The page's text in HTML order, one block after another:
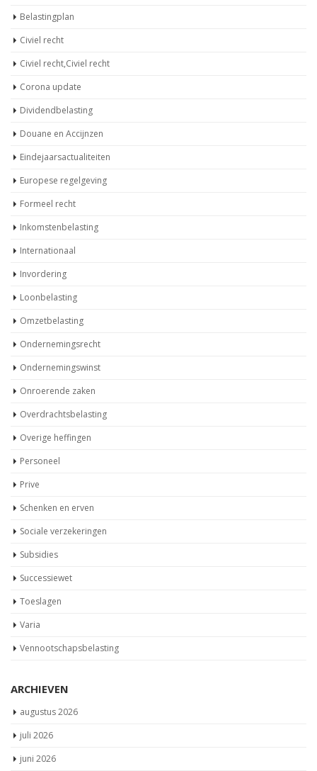
Belastingplan
Civiel recht
Civiel recht,Civiel recht
Corona update
Dividendbelasting
Douane en Accijnzen
Eindejaarsactualiteiten
Europese regelgeving
Formeel recht
Inkomstenbelasting
Internationaal
Invordering
Loonbelasting
Omzetbelasting
Ondernemingsrecht
Ondernemingswinst
Onroerende zaken
Overdrachtsbelasting
Overige heffingen
Personeel
Prive
Schenken en erven
Sociale verzekeringen
Subsidies
Successiewet
Toeslagen
Varia
Vennootschapsbelasting
ARCHIEVEN
augustus 2026
juli 2026
juni 2026